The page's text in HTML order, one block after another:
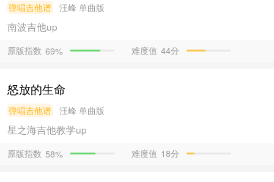
弹唱吉他谱 汪峰 单曲版
南波吉他up
原版指数 69% 难度值 44分
怒放的生命
弹唱吉他谱 汪峰 单曲版
星之海吉他教学up
原版指数 58% 难度值 18分